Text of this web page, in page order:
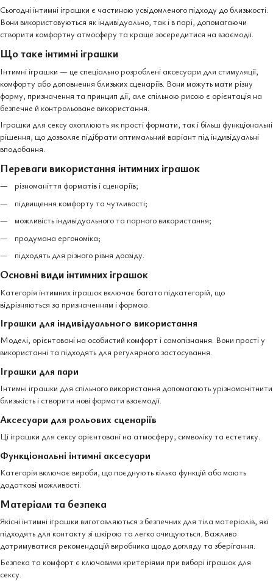
Сьогодні інтимні іграшки є частиною усвідомленого підходу до близькості.
Вони використовуються як індивідуально, так і в парі, допомагаючи
створити комфортну атмосферу та краще зосередитися на взаємодії.
Що таке інтимні іграшки
Інтимні іграшки — це спеціально розроблені аксесуари для стимуляції,
комфорту або доповнення близьких сценаріїв. Вони можуть мати різну
форму, призначення та принцип дії, але спільною рисою є орієнтація на
безпечне й контрольоване використання.
Іграшки для сексу охоплюють як прості формати, так і більш функціональні
рішення, що дозволяє підібрати оптимальний варіант під індивідуальні
вподобання.
Переваги використання інтимних іграшок
різноманіття форматів і сценаріїв;
підвищення комфорту та чутливості;
можливість індивідуального та парного використання;
продумана ергономіка;
підходять для різного рівня досвіду.
Основні види інтимних іграшок
Категорія інтимних іграшок включає багато підкатегорій, що
відрізняються за призначенням і формою.
Іграшки для індивідуального використання
Моделі, орієнтовані на особистий комфорт і самопізнання. Вони прості у
використанні та підходять для регулярного застосування.
Іграшки для пари
Інтимні іграшки для спільного використання допомагають урізноманітнити
близькість і створити нові формати взаємодії.
Аксесуари для рольових сценаріїв
Ці іграшки для сексу орієнтовані на атмосферу, символіку та естетику.
Функціональні інтимні аксесуари
Категорія включає вироби, що поєднують кілька функцій або мають
додаткові можливості.
Матеріали та безпека
Якісні інтимні іграшки виготовляються з безпечних для тіла матеріалів, які
підходять для контакту зі шкірою та легко очищуються. Важливо
дотримуватися рекомендацій виробника щодо догляду та зберігання.
Безпека та комфорт є ключовими критеріями при виборі іграшок для
сексу.